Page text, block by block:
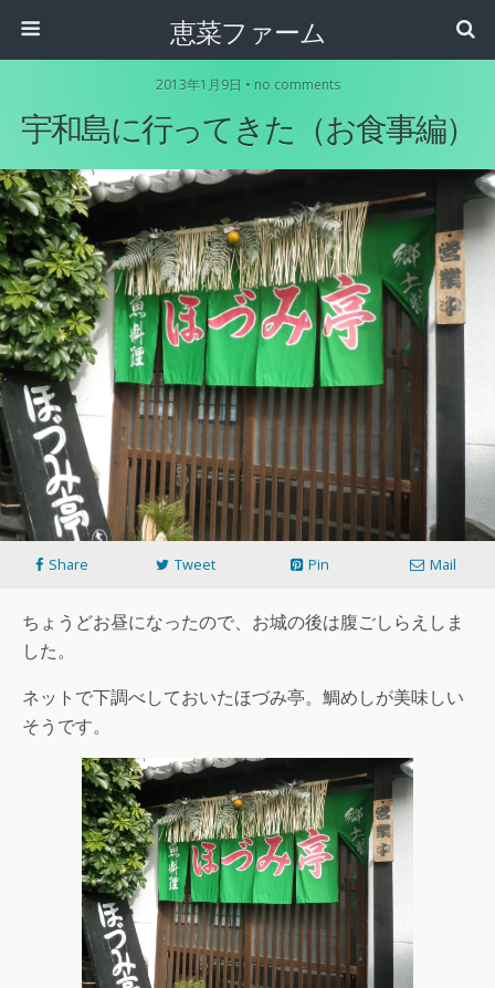
恵菜ファーム
2013年1月9日 • no comments
宇和島に行ってきた（お食事編）
Share Tweet Pin Mail
ちょうどお昼になったので、お城の後は腹ごしらえしま
した。
ネットで下調べしておいたほづみ亭。鯛めしが美味しい
そうです。